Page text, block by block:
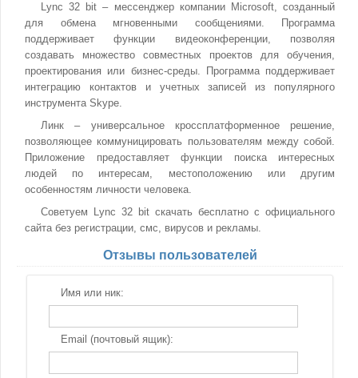
Lync 32 bit – мессенджер компании Microsoft, созданный
для обмена мгновенными сообщениями. Программа
поддерживает функции видеоконференции, позволяя
создавать множество совместных проектов для обучения,
проектирования или бизнес-среды. Программа поддерживает
интеграцию контактов и учетных записей из популярного
инструмента Skype.
Линк – универсальное кроссплатформенное решение,
позволяющее коммуницировать пользователям между собой.
Приложение предоставляет функции поиска интересных
людей по интересам, местоположению или другим
особенностям личности человека.
Советуем Lync 32 bit скачать бесплатно с официального
сайта без регистрации, смс, вирусов и рекламы.
Отзывы пользователей
Имя или ник:
Email (почтовый ящик):